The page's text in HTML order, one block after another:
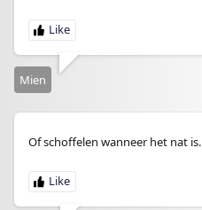
Mien
Of schoffelen wanneer het nat is.